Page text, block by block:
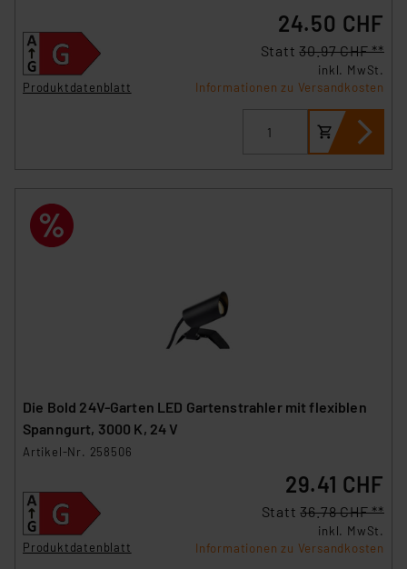
Produktdatenblatt
24.50 CHF
Statt30.97 CHF **
inkl. MwSt.
Informationen zu Versandkosten
Die Bold 24V-Garten LED Gartenstrahler mit flexiblen
Spanngurt, 3000 K, 24 V
Artikel-Nr. 258506
Produktdatenblatt
29.41 CHF
Statt36.78 CHF **
inkl. MwSt.
Informationen zu Versandkosten